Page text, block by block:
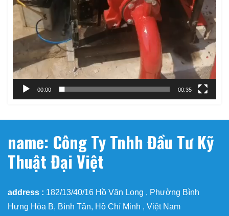
00:00 00:35
name: Công Ty Tnhh Đầu Tư Kỹ
Thuật Đại Việt
address : 182/13/40/16 Hồ Văn Long , Phường Bình
Hưng Hòa B, Bình Tân, Hồ Chí Minh , Việt Nam